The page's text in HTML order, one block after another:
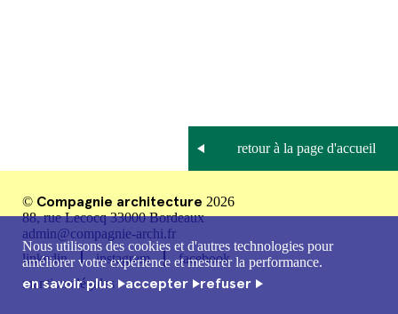
Nous utilisons des cookies et d'autres technologies pour
améliorer votre expérience et mesurer la performance.
en savoir plus accepter refuser
© Compagnie architecture 2026
88, rue Lecocq 33000 Bordeaux
admin@compagnie-archi.fr
linkedin
instagram
facebook
mentions légales